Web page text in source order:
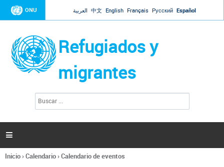
Jump to navigation
ONU العربية 中文 English Français Русский Español
Refugiados y
migrantes
l
s

Se
Inicio›Calendario›Calendario de eventos